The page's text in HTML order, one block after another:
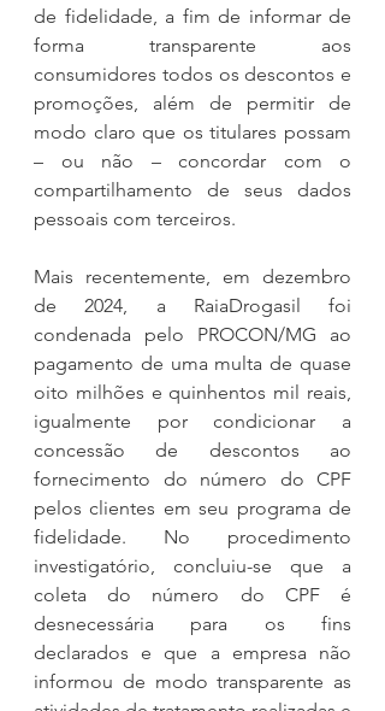
de fidelidade, a fim de informar de
forma transparente aos
consumidores todos os descontos e
promoções, além de permitir de
modo claro que os titulares possam
– ou não – concordar com o
compartilhamento de seus dados
pessoais com terceiros.
Mais recentemente, em dezembro
de 2024, a RaiaDrogasil foi
condenada pelo PROCON/MG ao
pagamento de uma multa de quase
oito milhões e quinhentos mil reais,
igualmente por condicionar a
concessão de descontos ao
fornecimento do número do CPF
pelos clientes em seu programa de
fidelidade. No procedimento
investigatório, concluiu-se que a
coleta do número do CPF é
desnecessária para os fins
declarados e que a empresa não
informou de modo transparente as